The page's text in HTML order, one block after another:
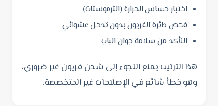
اختبار حساس الحرارة (الثرموستات)
فحص دائرة الفريون بدون تدخل عشوائي
التأكد من سلامة جوان الباب
هذا الترتيب يمنع اللجوء إلى شحن فريون غير ضروري،
وهو خطأ شائع في الإصلاحات غير المتخصصة.